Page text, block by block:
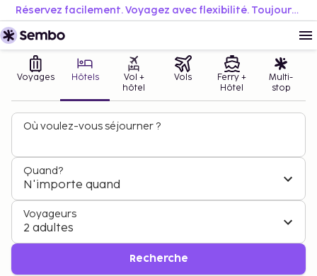
Réservez facilement. Voyagez avec flexibilité. Toujours au meilleur prix.
Voyages Hôtels
Vol +
hôtel
Vols
Ferry +
Hôtel
Multi-
stop
Où voulez-vous séjourner ?
Quand?
N'importe quand
Voyageurs
2 adultes
Recherche